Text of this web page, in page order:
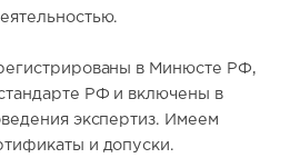
в Минюсте РФ,
РФ и включены в
экспертиз. Имеем
и допуски.